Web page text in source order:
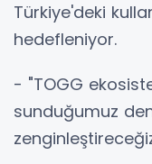
Türkiye'deki
hedefleniyor.
- "TOGG
sunduğumuz